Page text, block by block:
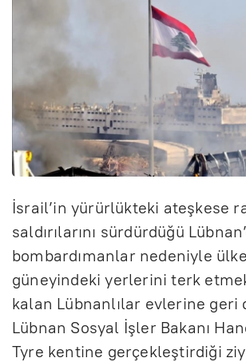
İsrail’in yürürlükteki ateşkese
saldırılarını sürdürdüğü
bombardımanlar nedeniyle
güneyindeki yerlerini terk
kalan Lübnanlılar evlerine geri
Lübnan Sosyal İşler Bakanı
Tyre kentine gerçekleştirdiği